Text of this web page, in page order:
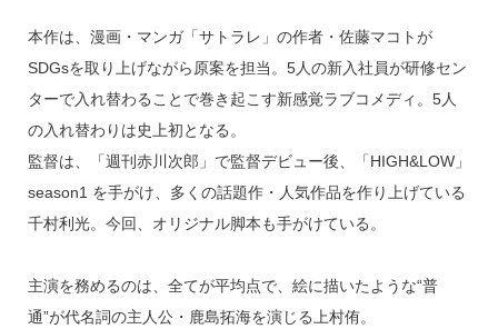
s
o
o
k
本作は、漫画・マンガ「サトラレ」の作者・佐藤マコトが
SDGsを取り上げながら原案を担当。5人の新入社員が研修セン
ターで入れ替わることで巻き起こす新感覚ラブコメディ。5人
の入れ替わりは史上初となる。
監督は、「週刊赤川次郎」で監督デビュー後、「HIGH&LOW」
season1 を手がけ、多くの話題作・人気作品を作り上げている
千村利光。今回、オリジナル脚本も手がけている。
主演を務めるのは、全てが平均点で、絵に描いたような“普
通”が代名詞の主人公・鹿島拓海を演じる上村侑。